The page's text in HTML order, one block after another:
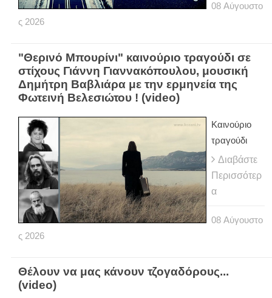
08 Αύγουστο
ς 2026
"Θερινό Μπουρίνι" καινούριο τραγούδι σε
στίχους Γιάννη Γιαννακόπουλου, μουσική
Δημήτρη Βαβλιάρα με την ερμηνεία της
Φωτεινή Βελεσιώτου ! (video)
Καινούριο
τραγούδι
Διαβάστε
Περισσότερ
α
08 Αύγουστο
ς 2026
Θέλουν να μας κάνουν τζογαδόρους...
(video)